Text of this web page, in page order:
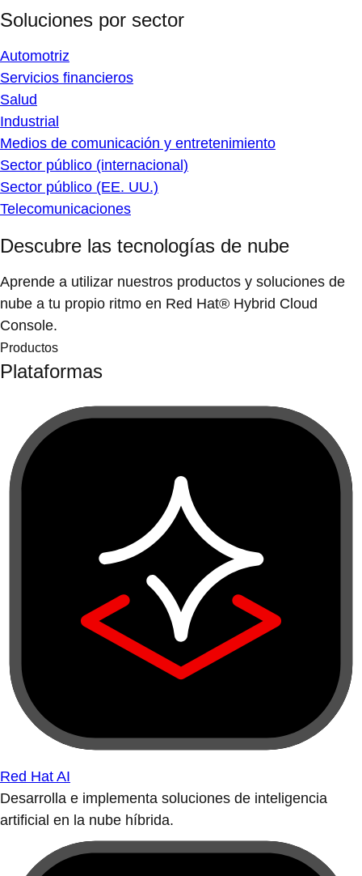
Soluciones por sector
Automotriz
Servicios financieros
Salud
Industrial
Medios de comunicación y entretenimiento
Sector público (internacional)
Sector público (EE. UU.)
Telecomunicaciones
Descubre las tecnologías de nube
Aprende a utilizar nuestros productos y soluciones de
nube a tu propio ritmo en Red Hat® Hybrid Cloud
Console.
Productos
Plataformas
Red Hat AI
Desarrolla e implementa soluciones de inteligencia
artificial en la nube híbrida.